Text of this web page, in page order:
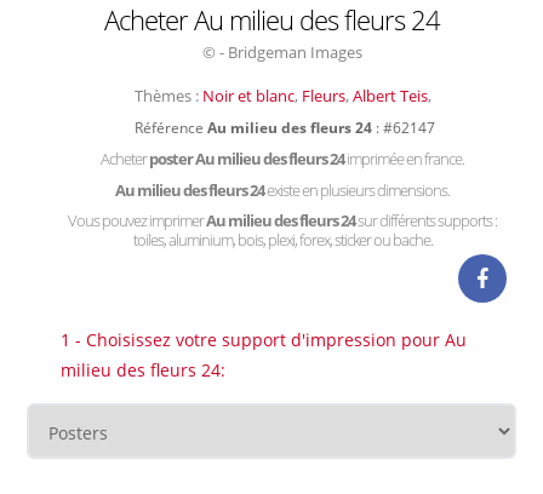
Acheter Au milieu des fleurs 24
© - Bridgeman Images
Thèmes : Noir et blanc, Fleurs, Albert Teis,
Référence Au milieu des fleurs 24 : #62147
Acheterposter Au milieu des fleurs 24imprimée en france.
Au milieu des fleurs 24existe en plusieurs dimensions.
Vous pouvez imprimerAu milieu des fleurs 24sur différents supports :
toiles, aluminium, bois, plexi, forex, sticker ou bache.
1 - Choisissez votre support d'impression pour Au
milieu des fleurs 24: